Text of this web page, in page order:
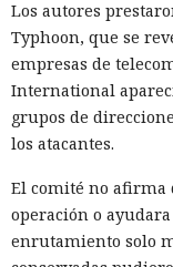
Los autores
Typhoon, que se
empresas de
International
grupos de
los atacantes.
El comité no afirma
operación o ayudara
enrutamiento solo
Tales maniobras
años. Un error en
dirigido en un
también considera
dirigir un flujo de
para que su
acercamientos
Tras la muerte del